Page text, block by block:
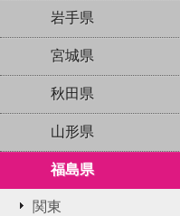
岩手県
宮城県
秋田県
山形県
福島県
関東